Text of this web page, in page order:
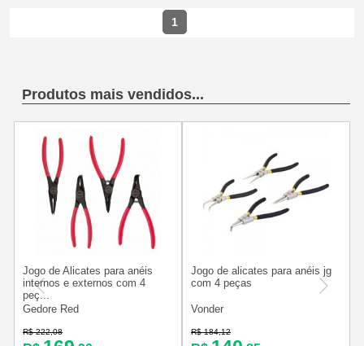
1
Produtos mais vendidos...
Jogo de Alicates para anéis
internos e externos com 4
peç...
Gedore Red
R$ 222,08
Jogo de alicates para anéis jg
com 4 peças
Vonder
R$ 184,12